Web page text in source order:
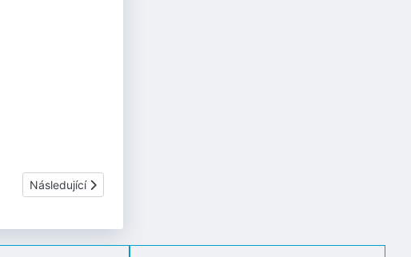
Další článek: ZVONEČEK - BŘEZEN
Následující